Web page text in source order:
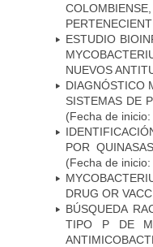
ESTUDIO
NUEVOS
DIAGNÓSTICO
SISTEMAS DE
(Fecha de
POR
(Fecha de
DRUG OR
BÚSQUEDA
TIPO P DE